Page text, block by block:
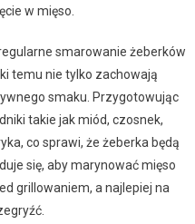
w mięso.
smarowanie żeberków
temu nie tylko zachowają
smaku. Przygotowując
takie jak miód, czosnek,
co sprawi, że żeberka będą
się, aby marynować mięso
grillowaniem, a najlepiej na